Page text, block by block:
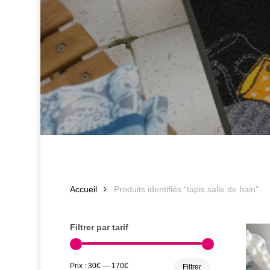
Accueil Produits identifiés “tapis salle de bain”
Filtrer par tarif
Filtrer
Prix : 30€— 170€